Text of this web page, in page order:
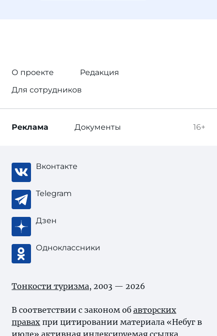
О проекте
Редакция
Для сотрудников
16+
Реклама Документы
Вконтакте
Telegram
Дзен
Одноклассники
Тонкости туризма, 2003 — 2026
В соответствии с законом об авторских
правах при цитировании материала «Небуг в
июле» активная индексируемая ссылка